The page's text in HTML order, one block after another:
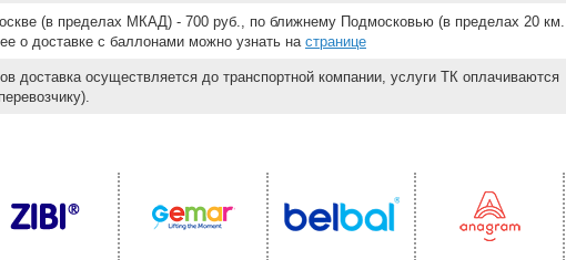
(в пределах МКАД) - 700 руб., по ближнему Подмосковью (в пределах 20 км.
о доставке с баллонами можно узнать на странице
доставка осуществляется до транспортной компании, услуги ТК оплачиваются